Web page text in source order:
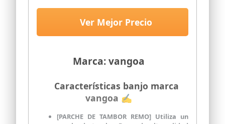
Sintonizador, Correa, Recogida,
Cuerdas, Selecciones y Bolsa
Marca: vangoa
Ver Mejor Precio
Características banjo marca
vangoa ✍
[PARCHE DE TAMBOR REMO] Utiliza un